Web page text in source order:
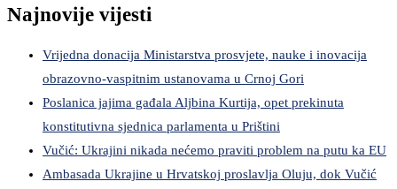
Najnovije vijesti
Vrijedna donacija Ministarstva prosvjete, nauke i inovacija
obrazovno-vaspitnim ustanovama u Crnoj Gori
Poslanica jajima gađala Aljbina Kurtija, opet prekinuta
konstitutivna sjednica parlamenta u Prištini
Vučić: Ukrajini nikada nećemo praviti problem na putu ka EU
Ambasada Ukrajine u Hrvatskoj proslavlja Oluju, dok Vučić